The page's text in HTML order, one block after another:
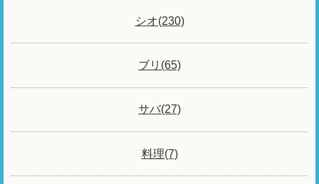
シオ(230)
ブリ(65)
サバ(27)
料理(7)